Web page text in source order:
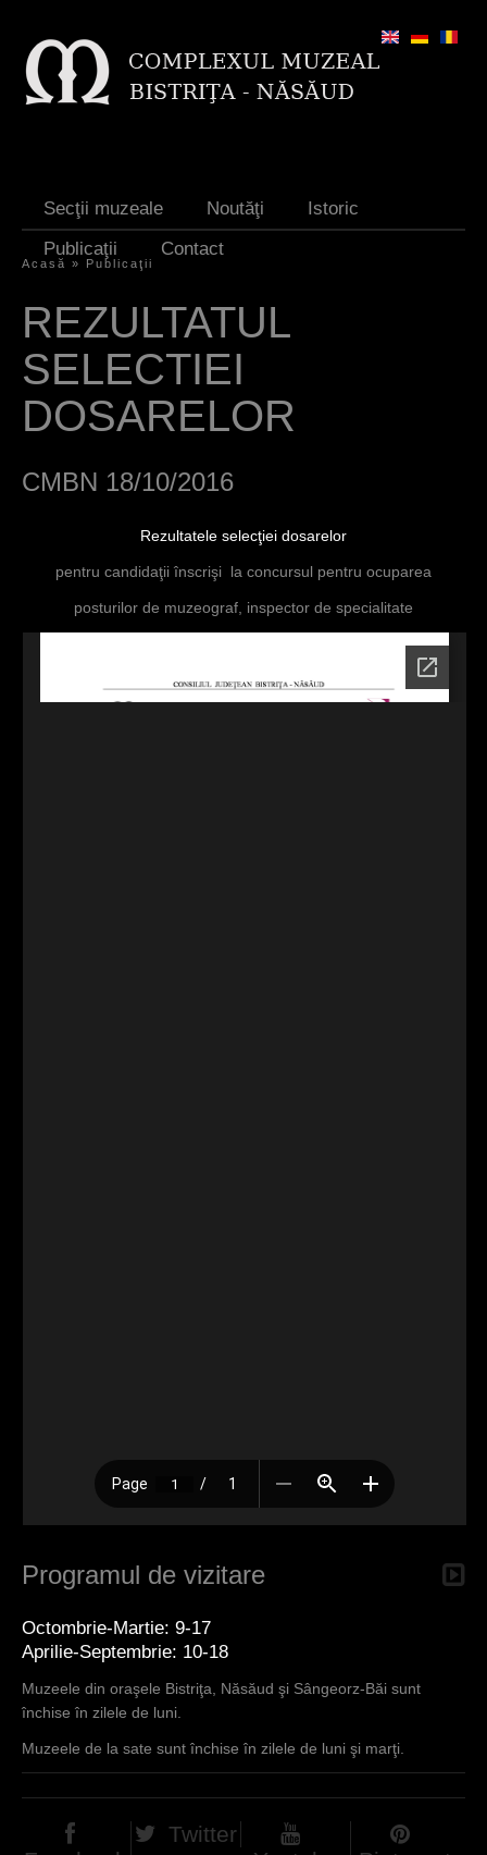
Secţii muzeale Noutăţi
Istoric
Publicaţii
Contact
o
u
a
r
e
Acasă » Publicaţii
REZULTATUL
SELECTIEI
DOSARELOR
CMBN 18/10/2016
Rezultatele selecţiei dosarelor
pentru candidaţii înscrişi la concursul pentru ocuparea
posturilor de muzeograf, inspector de specialitate
Programul de vizitare
Octombrie-Martie: 9-17
Aprilie-Septembrie: 10-18
Muzeele din oraşele Bistriţa, Năsăud şi Sângeorz-Băi sunt
închise în zilele de luni.
Muzeele de la sate sunt închise în zilele de luni şi marţi.
Twitter